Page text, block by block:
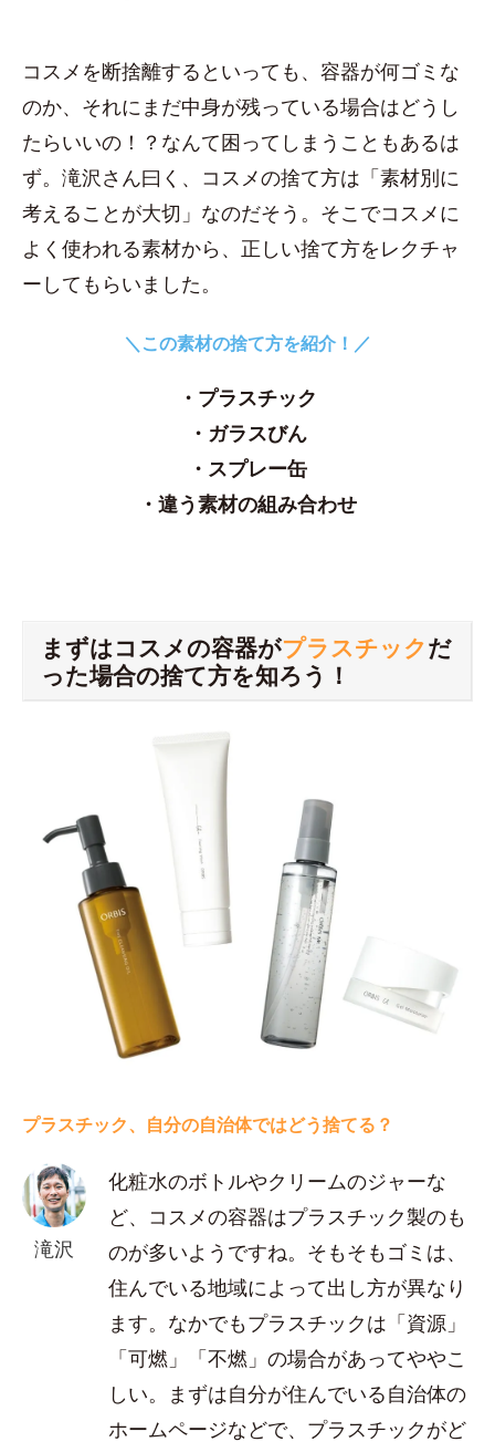
コスメを断捨離するといっても、容器が何ゴミな
のか、それにまだ中身が残っている場合はどうし
たらいいの！？なんて困ってしまうこともあるは
ず。滝沢さん曰く、コスメの捨て方は「素材別に
考えることが大切」なのだそう。そこでコスメに
よく使われる素材から、正しい捨て方をレクチャ
ーしてもらいました。
＼この素材の捨て方を紹介！／
・プラスチック
・ガラスびん
・スプレー缶
・違う素材の組み合わせ
まずはコスメの容器がプラスチックだ
った場合の捨て方を知ろう！
プラスチック、自分の自治体ではどう捨てる？
滝沢
化粧水のボトルやクリームのジャーな
ど、コスメの容器はプラスチック製のも
のが多いようですね。そもそもゴミは、
住んでいる地域によって出し方が異なり
ます。なかでもプラスチックは「資源」
「可燃」「不燃」の場合があってややこ
しい。まずは自分が住んでいる自治体の
ホームページなどで、プラスチックがど